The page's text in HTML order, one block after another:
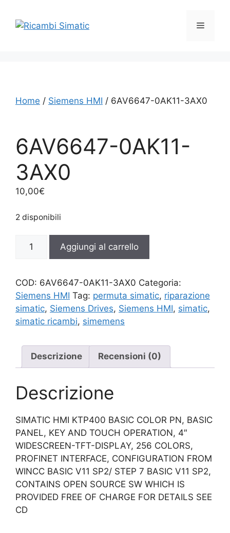
contenuto
Menu
Home / Siemens HMI / 6AV6647-0AK11-3AX0
6AV6647-0AK11-
3AX0
10,00€
2 disponibili
0AK11-
quantità
Aggiungi al carrello
COD: 6AV6647-0AK11-3AX0 Categoria:
Siemens HMI Tag: permuta simatic, riparazione
simatic, Siemens Drives, Siemens HMI, simatic,
simatic ricambi, simemens
Descrizione Recensioni (0)
Descrizione
SIMATIC HMI KTP400 BASIC COLOR PN, BASIC
PANEL, KEY AND TOUCH OPERATION, 4″
WIDESCREEN-TFT-DISPLAY, 256 COLORS,
PROFINET INTERFACE, CONFIGURATION FROM
WINCC BASIC V11 SP2/ STEP 7 BASIC V11 SP2,
CONTAINS OPEN SOURCE SW WHICH IS
PROVIDED FREE OF CHARGE FOR DETAILS SEE
CD